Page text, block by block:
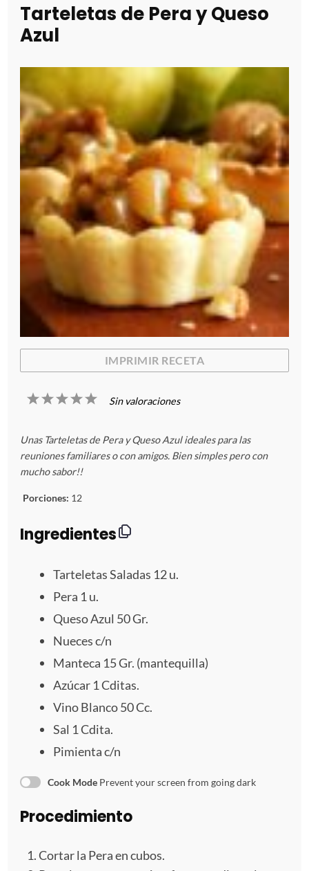
Tarteletas de Pera y Queso
Azul
IMPRIMIR RECETA
5
s
l
l
a
s
4
s
l
l
a
s
3
s
l
l
a
s
2
s
l
l
a
s
1
s
e
l
a
Sin valoraciones
Unas Tarteletas de Pera y Queso Azul ideales para las
reuniones familiares o con amigos. Bien simples pero con
mucho sabor!!
Porciones: 12
Ingredientes
Tarteletas Saladas 12u.
Pera 1 u.
Queso Azul 50Gr.
Nueces c/n
Manteca 15Gr. (mantequilla)
Azúcar 1 Cditas.
Vino Blanco50Cc.
Sal 1Cdita.
Pimienta c/n
Cook Mode Prevent your screen from going dark
Procedimiento
Cortar la Pera en cubos.